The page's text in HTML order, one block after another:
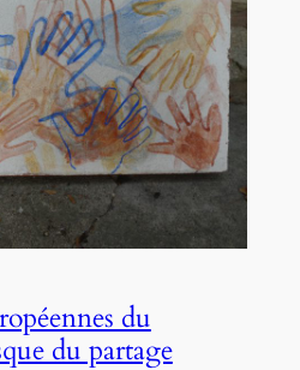
du
du partage